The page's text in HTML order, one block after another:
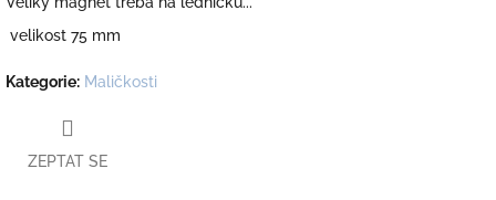
velikost 75 mm
Kategorie: Maličkosti
ZEPTAT SE